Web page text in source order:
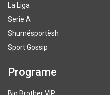
La Liga
Serie A
Shumësportësh
Sport Gossip
Programe